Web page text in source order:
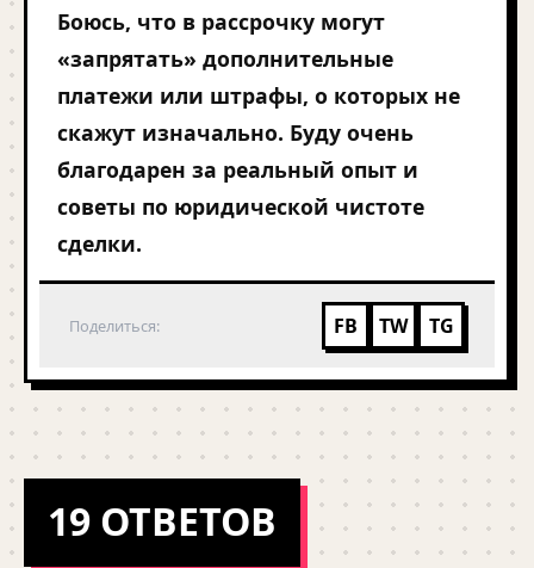
Боюсь, что в рассрочку могут
«запрятать» дополнительные
платежи или штрафы, о которых не
скажут изначально. Буду очень
благодарен за реальный опыт и
советы по юридической чистоте
сделки.
Поделиться: FB TW TG
19 ОТВЕТОВ